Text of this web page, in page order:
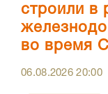
строили в
во время
06.08.202620:00